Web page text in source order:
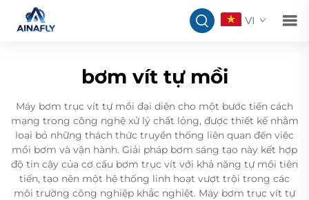
VI
bơm vít tự mồi
Máy bơm trục vít tự mồi đại diện cho một bước tiến cách
mạng trong công nghệ xử lý chất lỏng, được thiết kế nhằm
loại bỏ những thách thức truyền thống liên quan đến việc
mồi bơm và vận hành. Giải pháp bơm sáng tạo này kết hợp
độ tin cậy của cơ cấu bơm trục vít với khả năng tự mồi tiên
tiến, tạo nên một hệ thống linh hoạt vượt trội trong các
môi trường công nghiệp khắc nghiệt. Máy bơm trục vít tự